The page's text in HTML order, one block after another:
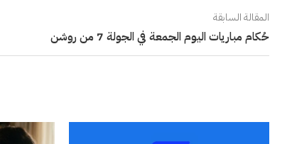
المقالة السابقة
حُكام مباريات اليوم الجمعة في الجولة 7 من روشن